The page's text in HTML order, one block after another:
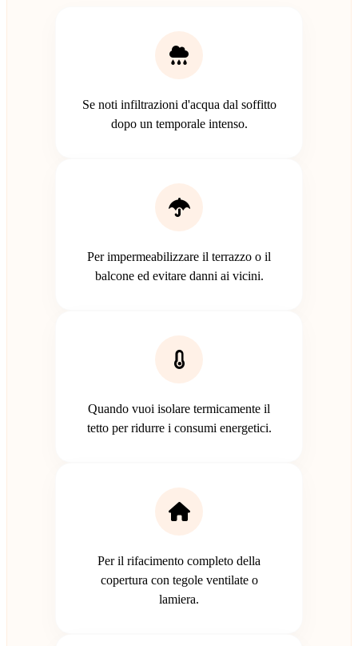
Se noti infiltrazioni d'acqua dal soffitto
dopo un temporale intenso.
Per impermeabilizzare il terrazzo o il
balcone ed evitare danni ai vicini.
Quando vuoi isolare termicamente il
tetto per ridurre i consumi energetici.
Per il rifacimento completo della
copertura con tegole ventilate o
lamiera.